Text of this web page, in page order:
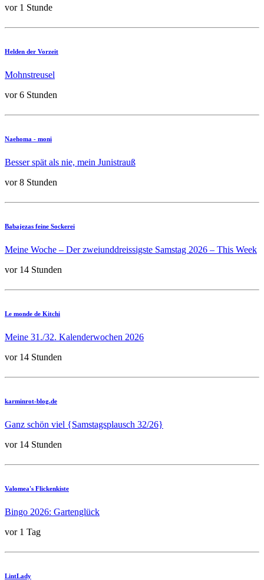
vor 1 Stunde
Helden der Vorzeit
Mohnstreusel
vor 6 Stunden
Naehoma - moni
Besser spät als nie, mein Junistrauß
vor 8 Stunden
Babajezas feine Sockerei
Meine Woche – Der zweiunddreissigste Samstag 2026 – This Week
vor 14 Stunden
Le monde de Kitchi
Meine 31./32. Kalenderwochen 2026
vor 14 Stunden
karminrot-blog.de
Ganz schön viel {Samstagsplausch 32/26}
vor 14 Stunden
Valomea's Flickenkiste
Bingo 2026: Gartenglück
vor 1 Tag
LintLady